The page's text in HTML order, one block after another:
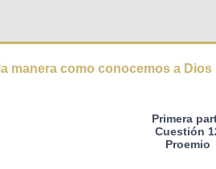
manera como conocemos a Dios
Primera
Cuestión
Proemio